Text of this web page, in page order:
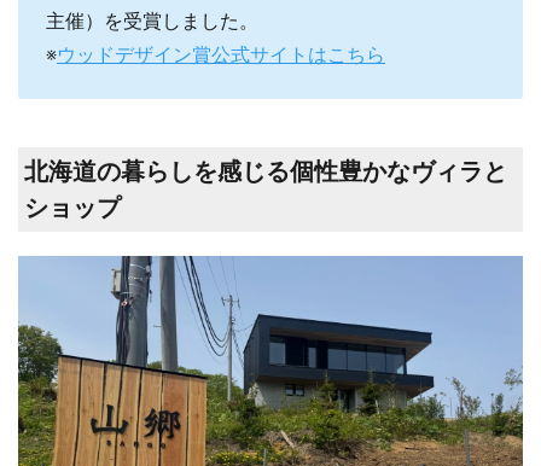
主催）を受賞しました。
※ウッドデザイン賞公式サイトはこちら
北海道の暮らしを感じる個性豊かなヴィラと
ショップ